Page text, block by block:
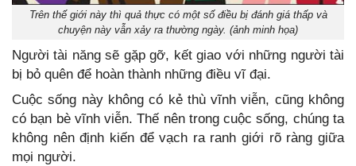
Trên thế giới này thì quả thực có một số điều bị đánh giá thấp và
chuyện này vẫn xảy ra thường ngày. (ảnh minh họa)
Người tài năng sẽ gặp gỡ, kết giao với những người tài
bị bỏ quên để hoàn thành những điều vĩ đại.
Cuộc sống này không có kẻ thù vĩnh viễn, cũng không
có bạn bè vĩnh viễn. Thế nên trong cuộc sống, chúng ta
không nên định kiến để vạch ra ranh giới rõ ràng giữa
mọi người.